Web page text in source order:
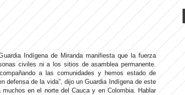
Indígena de Miranda manifiesta que la fuerza
civiles ni a los sitios de asamblea permanente.
a las comunidades y hemos estado de
defensa de la vida”, dijo un Guardia Indígena de este
en el norte del Cauca y en Colombia. Hablar